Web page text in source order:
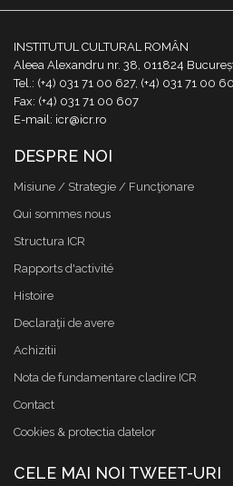
INSTITUTUL CULTURAL ROMÂN
Aleea Alexandru nr. 38, 011824
Tel.: (+4) 031 71 00 627, (+4) 031 71 00
Fax: (+4) 031 71 00 607
E-mail: icr@icr.ro
DESPRE NOI
Misiune / Strategie / Funcţionare
Qui sommes nous
Structura ICR
Rapports d'activité
Histoire
Declaraţii de avere
Achizitii
Nota de fundamentare cladire ICR
Contact
Cookies & protectia datelor
CELE MAI NOI TWEET-URI